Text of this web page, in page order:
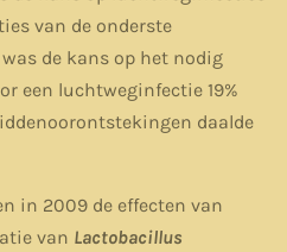
van de onderste
was de kans op het nodig
een luchtweginfectie 19%
daalde
in 2009 de effecten van
van Lactobacillus